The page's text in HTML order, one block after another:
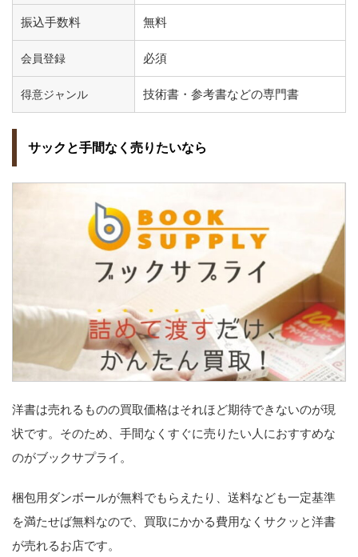
振込手数料 無料
会員登録 必須
得意ジャンル 技術書・参考書などの専門書
サックと手間なく売りたいなら
洋書は売れるものの買取価格はそれほど期待できないのが現
状です。そのため、手間なくすぐに売りたい人におすすめな
のがブックサプライ。
梱包用ダンボールが無料でもらえたり、送料なども一定基準
を満たせば無料なので、買取にかかる費用なくサクッと洋書
が売れるお店です。